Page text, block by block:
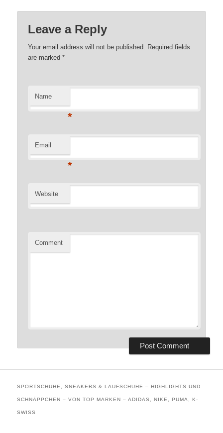
Leave a Reply
Your email address will not be published. Required fields
are marked*
Name
*
Email
*
Website
Comment
SPORTSCHUHE, SNEAKERS & LAUFSCHUHE – HIGHLIGHTS UND
SCHNÄPPCHEN – VON TOP MARKEN – ADIDAS, NIKE, PUMA, K-
SWISS